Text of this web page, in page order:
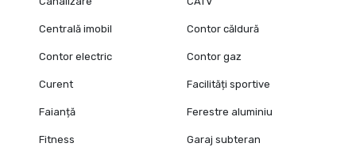
Centrală imobil Contor căldură
Contor electric Contor gaz
Curent Facilități sportive
Faianță Ferestre aluminiu
Fitness Garaj subteran